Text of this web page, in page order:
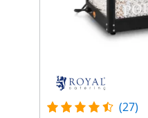
(27)